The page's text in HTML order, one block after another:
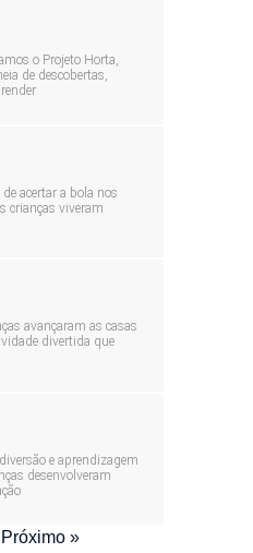
o Projeto Horta,
de descobertas,
acertar a bola nos
crianças viveram
avançaram as casas
divertida que
e aprendizagem
desenvolveram
Próximo »